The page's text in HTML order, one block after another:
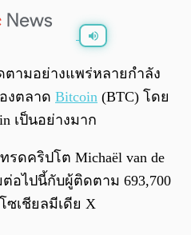
/0:00
ตามอย่างแพร่หลายกำลัง
งตลาด Bitcoin (BTC) โดย
เป็นอย่างมาก
ดคริปโต Michaël van de
อไปนี้กับผู้ติดตาม 693,700
เชียลมีเดีย X